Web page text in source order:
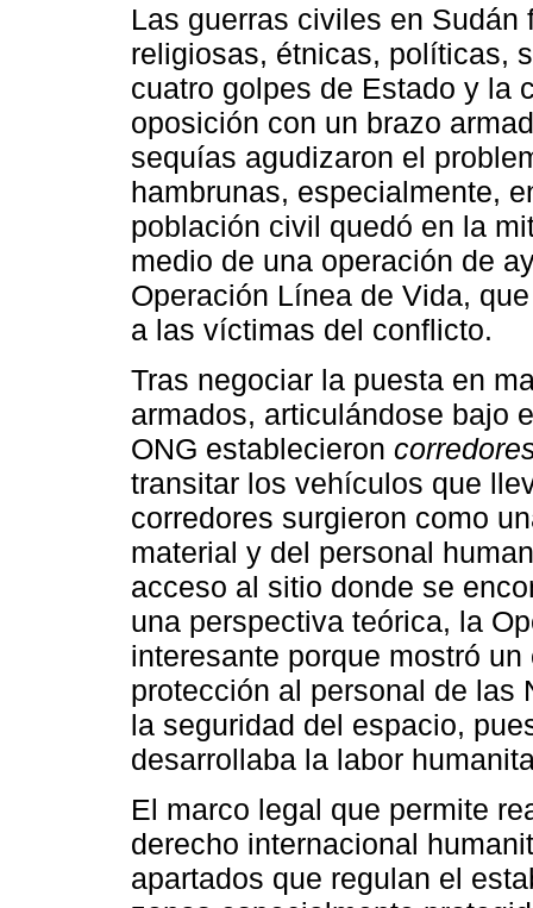
Las guerras civiles en
religiosas, étnicas, políticas,
cuatro golpes de Estado y la
oposición con un brazo
sequías agudizaron el
hambrunas, especialmente,
población civil quedó en la
medio de una operación de
Operación Línea de Vida,
a las víctimas del conflicto.
Tras negociar la puesta en
armados, articulándose bajo
ONG establecieron
transitar los vehículos que
corredores surgieron como
material y del personal
acceso al sitio donde se
una perspectiva teórica, la
interesante porque mostró
protección al personal de las
la seguridad del espacio,
desarrollaba la labor
El marco legal que permite
derecho internacional
apartados que regulan el